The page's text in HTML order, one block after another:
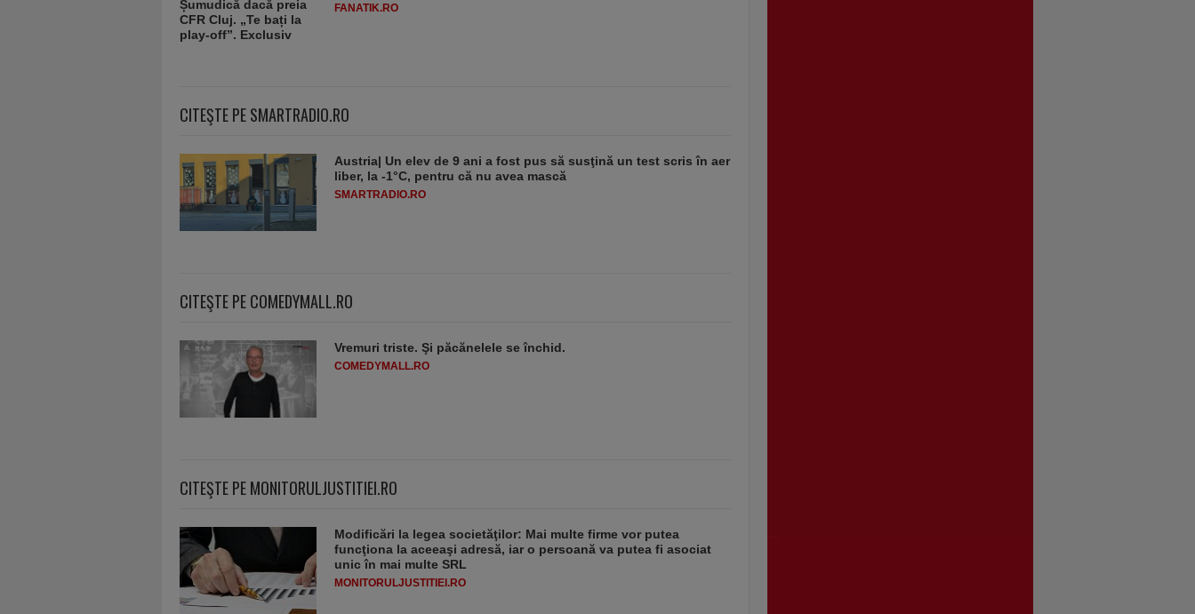
FANATIK.RO
CITEŞTE PE SMARTRADIO.RO
Austria| Un elev de 9 ani a fost pus să susţină un test scris în aer
liber, la -1°C, pentru că nu avea mască
SMARTRADIO.RO
CITEŞTE PE COMEDYMALL.RO
Vremuri triste. Şi păcănelele se închid.
COMEDYMALL.RO
CITEŞTE PE MONITORULJUSTITIEI.RO
Modificări la legea societăţilor: Mai multe firme vor putea
funcţiona la aceeaşi adresă, iar o persoană va putea fi asociat
unic în mai multe SRL
MONITORULJUSTITIEI.RO